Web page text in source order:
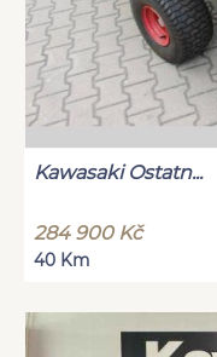
Kawasaki Ostatn...
284 900 Kč
40 Km